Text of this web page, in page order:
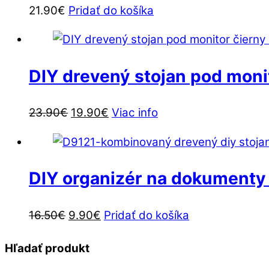
21.90€ Pridať do košíka
DIY drevený stojan pod
23.90€ Pôvodná
bola:
19.90€ Aktuálna
je:
Viac info
DIY organizér na
16.50€ Pôvodná
bola:
9.90€ Aktuálna
Pridať do košíka
Hľadať produkt